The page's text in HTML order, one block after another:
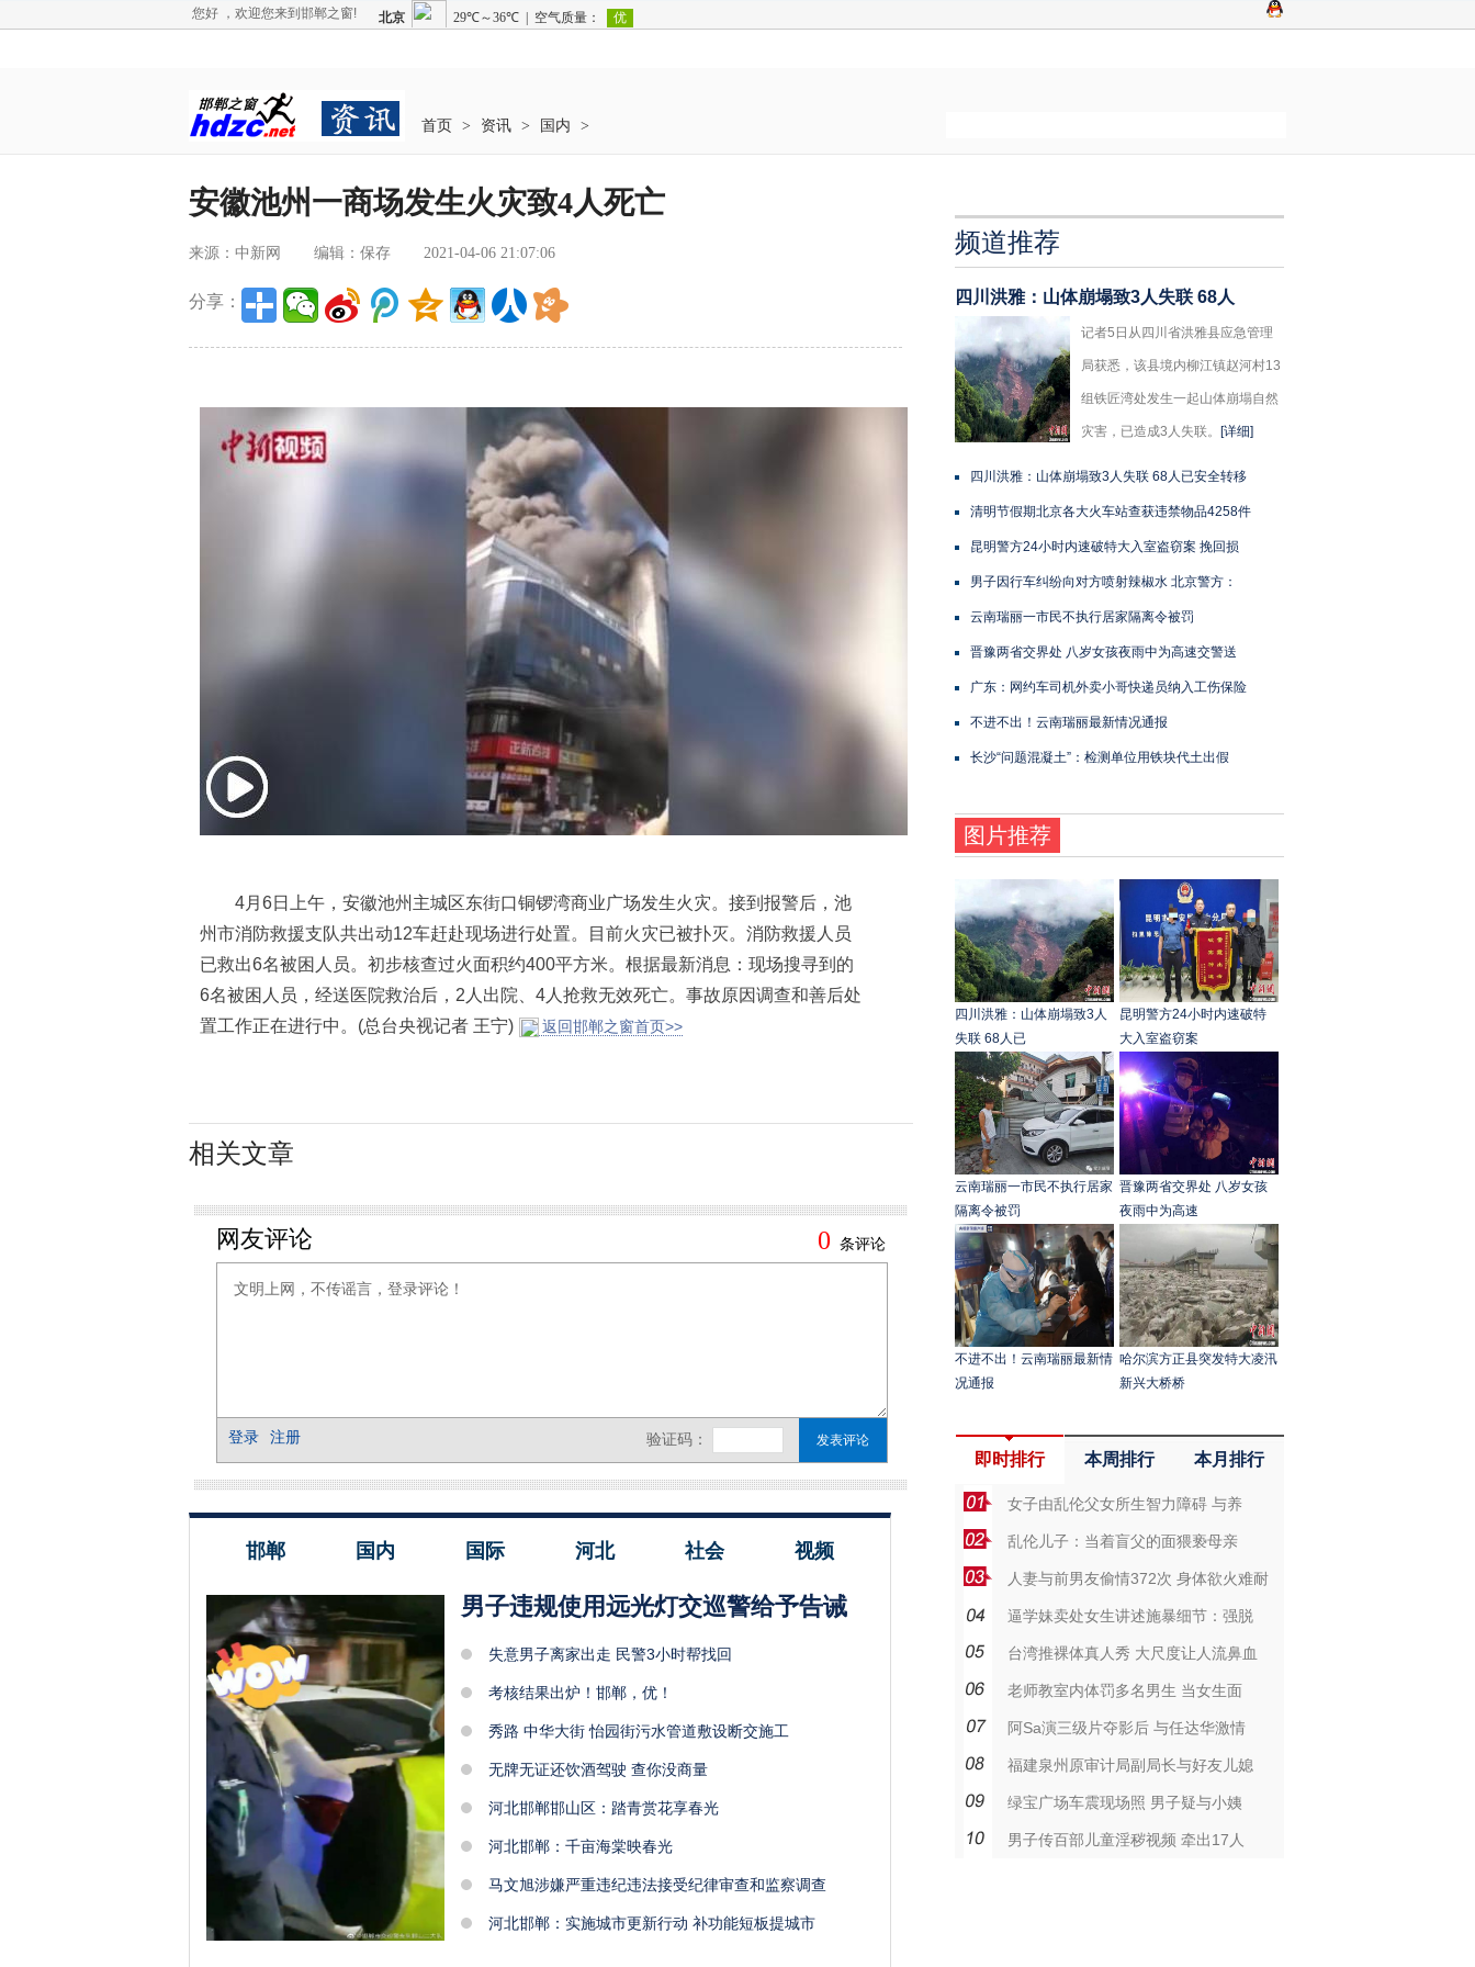
您好 ，欢迎您来到邯郸之窗!
首页 > 资讯 > 国内 >
安徽池州一商场发生火灾致4人死亡
来源：中新网 编辑：保存 2021-04-06 21:07:06
分享：
4月6日上午，安徽池州主城区东街口铜锣湾商业广场发生火灾。接到报警后，池
州市消防救援支队共出动12车赶赴现场进行处置。目前火灾已被扑灭。消防救援人员
已救出6名被困人员。初步核查过火面积约400平方米。根据最新消息：现场搜寻到的
6名被困人员，经送医院救治后，2人出院、4人抢救无效死亡。事故原因调查和善后处
置工作正在进行中。(总台央视记者 王宁)
返回邯郸之窗首页>>
相关文章
邯郸 国内 国际 河北 社会 视频
男子违规使用远光灯交巡警给予告诫
失意男子离家出走 民警3小时帮找回
考核结果出炉！邯郸，优！
秀路 中华大街 怡园街污水管道敷设断交施工
无牌无证还饮酒驾驶 查你没商量
河北邯郸邯山区：踏青赏花享春光
河北邯郸：千亩海棠映春光
马文旭涉嫌严重违纪违法接受纪律审查和监察调查
河北邯郸：实施城市更新行动 补功能短板提城市
频道推荐
四川洪雅：山体崩塌致3人失联 68人
记者5日从四川省洪雅县应急管理
局获悉，该县境内柳江镇赵河村13
组铁匠湾处发生一起山体崩塌自然
灾害，已造成3人失联。 [详细]
四川洪雅：山体崩塌致3人失联 68人已安全转移
清明节假期北京各大火车站查获违禁物品4258件
昆明警方24小时内速破特大入室盗窃案 挽回损
男子因行车纠纷向对方喷射辣椒水 北京警方：
云南瑞丽一市民不执行居家隔离令被罚
晋豫两省交界处 八岁女孩夜雨中为高速交警送
广东：网约车司机外卖小哥快递员纳入工伤保险
不进不出！云南瑞丽最新情况通报
长沙“问题混凝土”：检测单位用铁块代土出假
图片推荐
四川洪雅：山体崩塌致3人
失联 68人已
昆明警方24小时内速破特
大入室盗窃案
云南瑞丽一市民不执行居家
隔离令被罚
晋豫两省交界处 八岁女孩
夜雨中为高速
不进不出！云南瑞丽最新情
况通报
哈尔滨方正县突发特大凌汛
新兴大桥桥
即时排行 本周排行 本月排行
女子由乱伦父女所生智力障碍 与养
乱伦儿子：当着盲父的面猥亵母亲
人妻与前男友偷情372次 身体欲火难耐
逼学妹卖处女生讲述施暴细节：强脱
台湾推裸体真人秀 大尺度让人流鼻血
老师教室内体罚多名男生 当女生面
阿Sa演三级片夺影后 与任达华激情
福建泉州原审计局副局长与好友儿媳
绿宝广场车震现场照 男子疑与小姨
男子传百部儿童淫秽视频 牵出17人